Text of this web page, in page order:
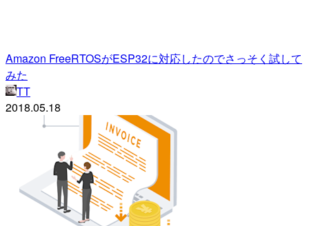
Amazon FreeRTOSがESP32に対応したのでさっそく試して
みた
TT
2018.05.18